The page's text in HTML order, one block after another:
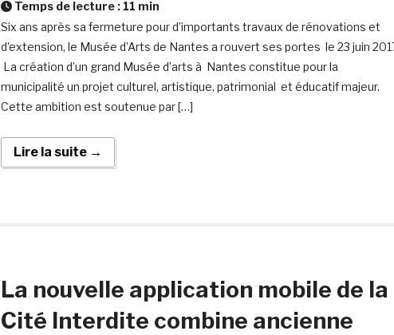
Temps de lecture : 11 min
Six ans après sa fermeture pour d’importants travaux de rénovations et
d’extension, le Musée d’Arts de Nantes a rouvert ses portes le 23 juin
La création d’un grand Musée d’arts à Nantes constitue pour la
municipalité un projet culturel, artistique, patrimonial et éducatif majeur.
Cette ambition est soutenue par […]
Lire la suite →
La nouvelle application mobile de la
Cité Interdite combine ancienne